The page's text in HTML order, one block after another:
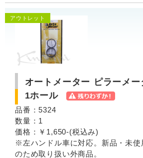
オートメーター ピラーメ
1ホール
アウトレット
品番：5324
数量：1
価格：￥1,650-(税込み)
※左ハンドル車に対応。新品・未使
のため取り扱い外商品。